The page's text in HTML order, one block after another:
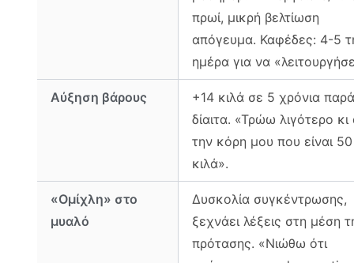
πρωί, μικρή βελτίωση
απόγευμα. Καφέδες: 4-5
ημέρα για να
Αύξηση βάρους
+14 κιλά σε 5 χρόνια
δίαιτα. «Τρώω λιγότερο
την κόρη μου που είναι 50
κιλά».
«Ομίχλη» στο
μυαλό
Δυσκολία συγκέντρωσης,
ξεχνάει λέξεις στη μέση
πρότασης. «Νιώθω ότι